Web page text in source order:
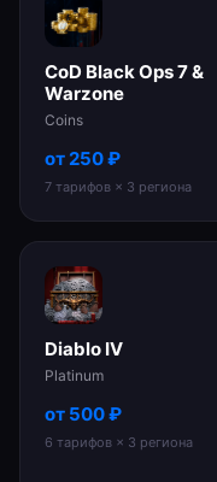
CoD Black Ops 7 &
Warzone
Coins
от250₽
7 тарифов × 3 региона
Diablo IV
Platinum
от 500₽
6 тарифов × 3 региона